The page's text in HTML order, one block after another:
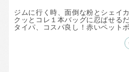
ジムに行く時、面倒な粉とシェイ
クッとコレ１本バッグに忍ばせるだ
タイパ、コスパ良し！赤いペット